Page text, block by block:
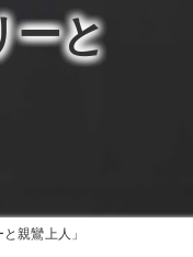
ーと
親鸞上人」